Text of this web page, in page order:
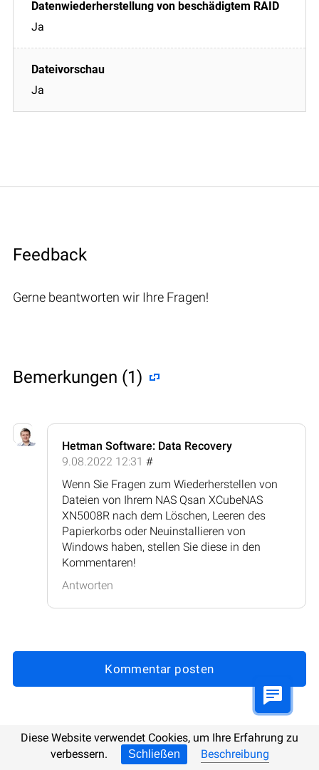
Ja
Ja
Feedback
Gerne beantworten wir Ihre Fragen!
Bemerkungen (1)
Hetman Software: Data Recovery
9.08.2022 12:31 #
Wenn Sie Fragen zum Wiederherstellen von
Dateien von Ihrem NAS Qsan XCubeNAS
XN5008R nach dem Löschen, Leeren des
Papierkorbs oder Neuinstallieren von
Windows haben, stellen Sie diese in den
Kommentaren!
Antworten
Kommentar posten
Aktualisiert: 21.10.2025 9:07
Diese Website verwendet Cookies, um Ihre Erfahrung zu
verbessern.
Schließen Beschreibung